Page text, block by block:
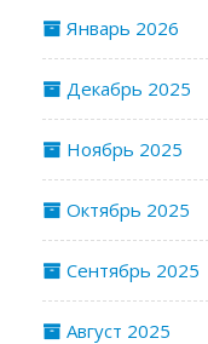
Январь 2026
Декабрь 2025
Ноябрь 2025
Октябрь 2025
Сентябрь 2025
Август 2025